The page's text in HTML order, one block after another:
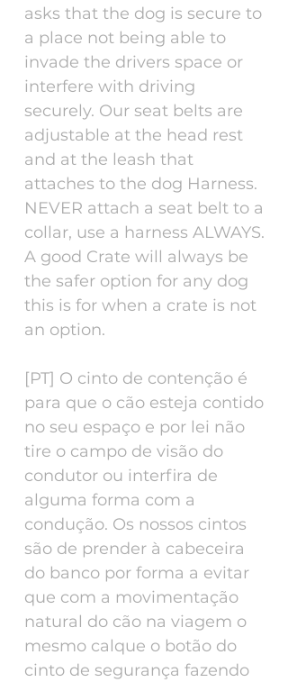
asks that the dog is secure to
a place not being able to
invade the drivers space or
interfere with driving
securely. Our seat belts are
adjustable at the head rest
and at the leash that
attaches to the dog Harness.
NEVER attach a seat belt to a
collar, use a harness ALWAYS.
A good Crate will always be
the safer option for any dog
this is for when a crate is not
an option.
[PT] O cinto de contenção é
para que o cão esteja contido
no seu espaço e por lei não
tire o campo de visão do
condutor ou interfira de
alguma forma com a
condução. Os nossos cintos
são de prender à cabeceira
do banco por forma a evitar
que com a movimentação
natural do cão na viagem o
mesmo calque o botão do
cinto de segurança fazendo